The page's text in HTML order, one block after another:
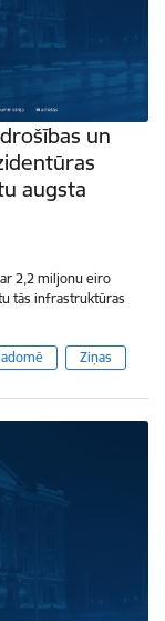
un
augsta
2,2 miljonu eiro
tās infrastruktūras
Ziņas